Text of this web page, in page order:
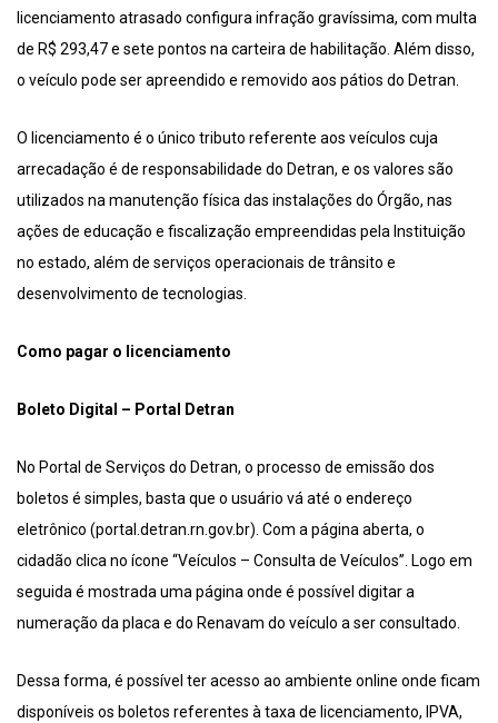
licenciamento atrasado configura infração gravíssima, com multa
de R$ 293,47 e sete pontos na carteira de habilitação. Além disso,
o veículo pode ser apreendido e removido aos pátios do Detran.
O licenciamento é o único tributo referente aos veículos cuja
arrecadação é de responsabilidade do Detran, e os valores são
utilizados na manutenção física das instalações do Órgão, nas
ações de educação e fiscalização empreendidas pela Instituição
no estado, além de serviços operacionais de trânsito e
desenvolvimento de tecnologias.
Como pagar o licenciamento
Boleto Digital – Portal Detran
No Portal de Serviços do Detran, o processo de emissão dos
boletos é simples, basta que o usuário vá até o endereço
eletrônico (portal.detran.rn.gov.br). Com a página aberta, o
cidadão clica no ícone “Veículos – Consulta de Veículos”. Logo em
seguida é mostrada uma página onde é possível digitar a
numeração da placa e do Renavam do veículo a ser consultado.
Dessa forma, é possível ter acesso ao ambiente online onde ficam
disponíveis os boletos referentes à taxa de licenciamento, IPVA,